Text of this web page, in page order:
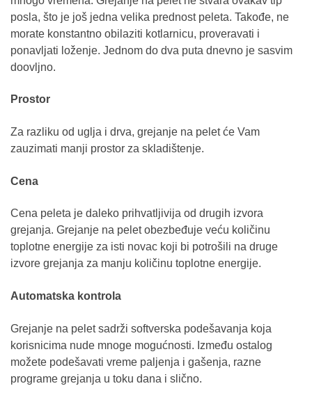
posla, što je još jedna velika prednost peleta. Takođe, ne
morate konstantno obilaziti kotlarnicu, proveravati i
ponavljati loženje. Jednom do dva puta dnevno je sasvim
doovljno.
Prostor
Za razliku od uglja i drva, grejanje na pelet će Vam
zauzimati manji prostor za skladištenje.
Cena
Cena peleta je daleko prihvatljivija od drugih izvora
grejanja. Grejanje na pelet obezbeđuje veću količinu
toplotne energije za isti novac koji bi potrošili na druge
izvore grejanja za manju količinu toplotne energije.
Automatska kontrola
Grejanje na pelet sadrži softverska podešavanja koja
korisnicima nude mnoge mogućnosti. Između ostalog
možete podešavati vreme paljenja i gašenja, razne
programe grejanja u toku dana i slično.